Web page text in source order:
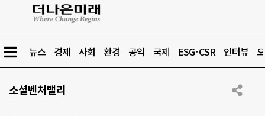
뉴스 경제 사회 환경 공익 국제 ESG·CSR 인터뷰
소셜벤처밸리